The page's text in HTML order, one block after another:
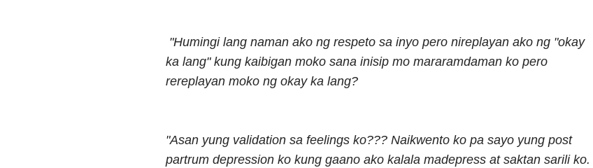
"Humingi lang naman ako ng respeto sa inyo pero nireplayan ako ng "okay
ka lang" kung kaibigan moko sana inisip mo mararamdaman ko pero
rereplayan moko ng okay ka lang?
"Asan yung validation sa feelings ko??? Naikwento ko pa sayo yung post
partrum depression ko kung gaano ako kalala madepress at saktan sarili ko.